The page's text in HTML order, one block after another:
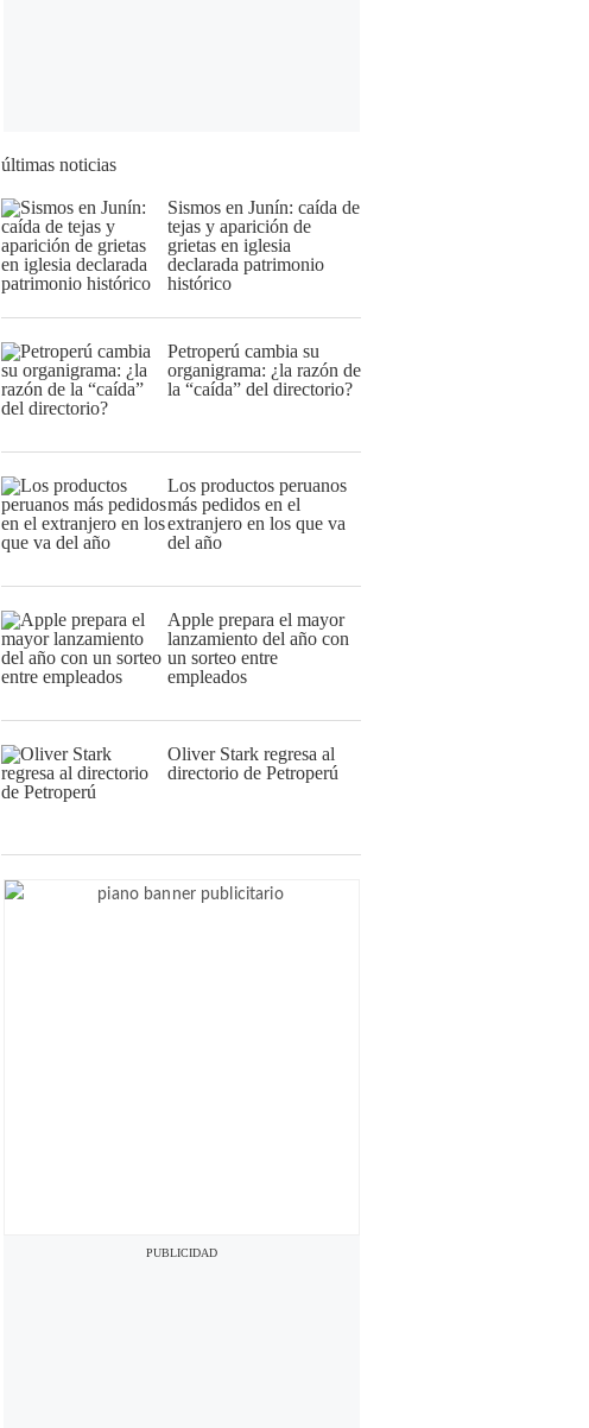
últimas noticias
Sismos en Junín: caída de
tejas y aparición de
grietas en iglesia
declarada patrimonio
histórico
Petroperú cambia su
organigrama: ¿la razón de
la “caída” del directorio?
Los productos peruanos
más pedidos en el
extranjero en los que va
del año
Apple prepara el mayor
lanzamiento del año con
un sorteo entre
empleados
Oliver Stark regresa al
directorio de Petroperú